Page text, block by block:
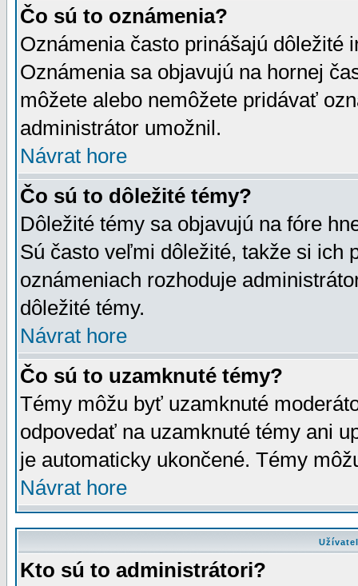
Čo sú to oznámenia?
Oznámenia často prinášajú dôležité
Oznámenia sa objavujú na hornej
môžete alebo nemôžete pridávať
administrátor umožnil.
Návrat hore
Čo sú to dôležité témy?
Dôležité témy sa objavujú na fóre
Sú často veľmi dôležité, takže si ich
oznámeniach rozhoduje
dôležité témy.
Návrat hore
Čo sú to uzamknuté témy?
Témy môžu byť uzamknuté
odpovedať na uzamknuté témy ani
je automaticky ukončené. Témy
Návrat hore
Kto sú to administrátori?